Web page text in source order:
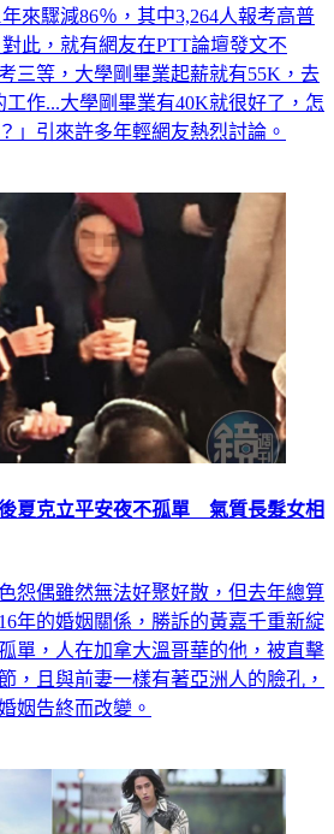
來驟減86％，其中3,264人報考高普
此，就有網友在PTT論壇發文不
三等，大學剛畢業起薪就有55K，去
作...大學剛畢業有40K就很好了，怎
」引來許多年輕網友熱烈討論。
後夏克立平安夜不孤單 氣質長髮女相
怨偶雖然無法好聚好散，但去年總算
年的婚姻關係，勝訴的黃嘉千重新綻
單，人在加拿大溫哥華的他，被直擊
，且與前妻一樣有著亞洲人的臉孔，
姻告終而改變。